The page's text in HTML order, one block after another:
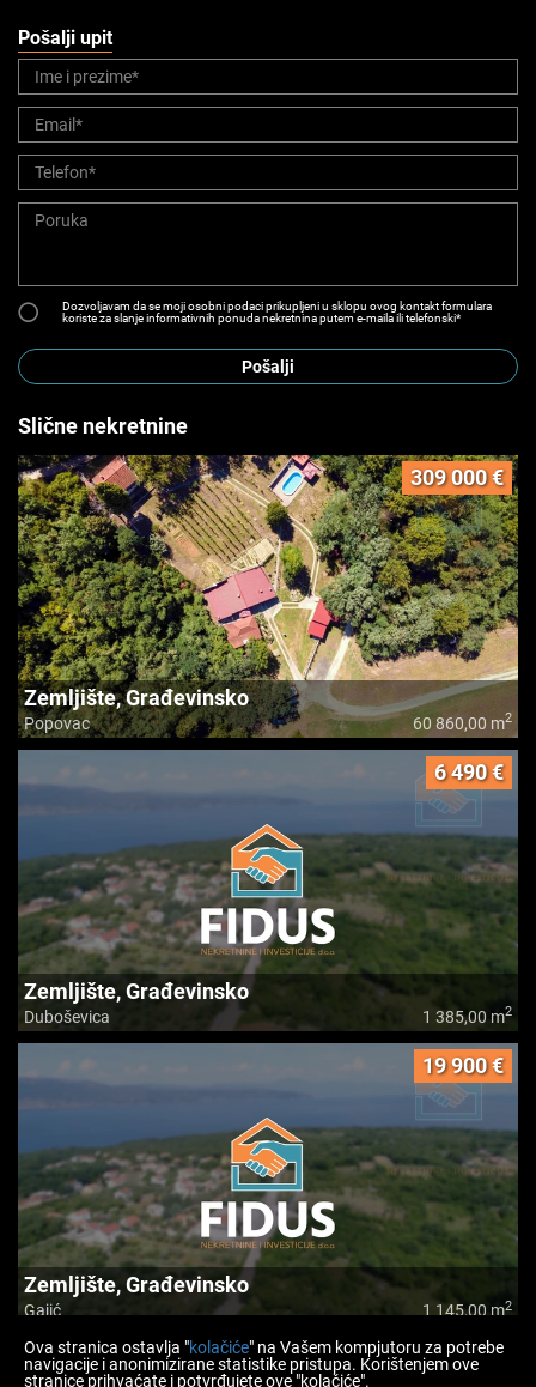
Pošalji upit
Dozvoljavam da se moji osobni podaci prikupljeni u sklopu ovog kontakt formulara
koriste za slanje informativnih ponuda nekretnina putem e-maila ili telefonski*
Pošalji
Slične nekretnine
309 000 €
Zemljište, Građevinsko
Popovac 60 860,00 m2
6 490 €
Zemljište, Građevinsko
Duboševica 1 385,00 m2
19 900 €
Zemljište, Građevinsko
Gajić 1 145,00 m2
Ova stranica ostavlja "kolačiće" na Vašem kompjutoru za potrebe
navigacije i anonimizirane statistike pristupa. Korištenjem ove
stranice prihvaćate i potvrđujete ove "kolačiće".